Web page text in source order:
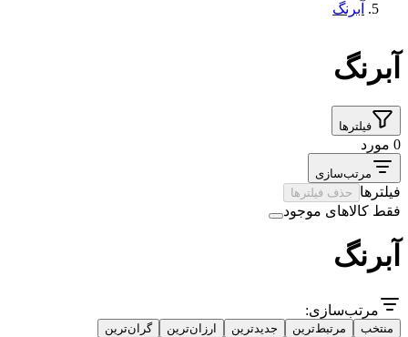
آبرنگ
آبرنگ
فیلترها
0 مورد
مرتب‌سازی
فیلترها حذف فیلترها
فقط کالاهای موجود
آبرنگ
مرتب‌سازی:
منتخب مرتبط‌ترین جدیدترین ارزان‌ترین گران‌ترین